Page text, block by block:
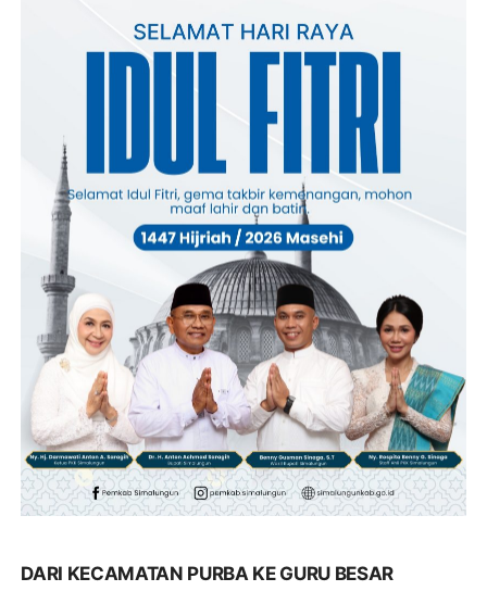
DARI KECAMATAN PURBA KE GURU BESAR